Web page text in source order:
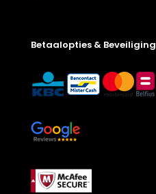
Betaalopties & Beveiliging